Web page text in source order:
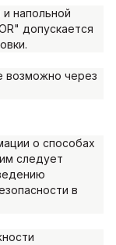
напольной
допускается
возможно через
о способах
следует
в